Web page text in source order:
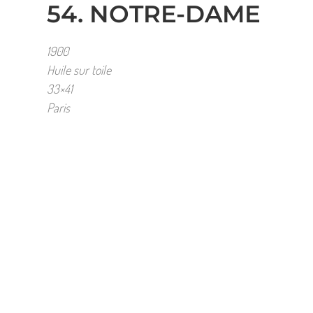
54. NOTRE-DAME
1900
Huile sur toile
33×41
Paris